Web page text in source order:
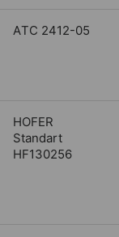
АTC 2412-05
HOFER
Standart
HF130256